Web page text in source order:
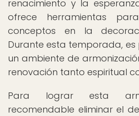
renacimiento y la
ofrece herramientas
conceptos en la
Durante esta temporada,
un ambiente de
renovación tanto espiritual
Para lograr esta
recomendable eliminar el